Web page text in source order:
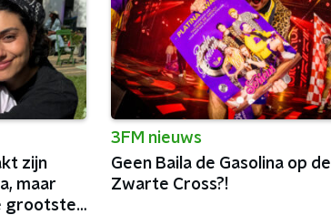
zijn
maar
grootste
3FM nieuws
Geen Baila de Gasolina op de
Zwarte Cross?!